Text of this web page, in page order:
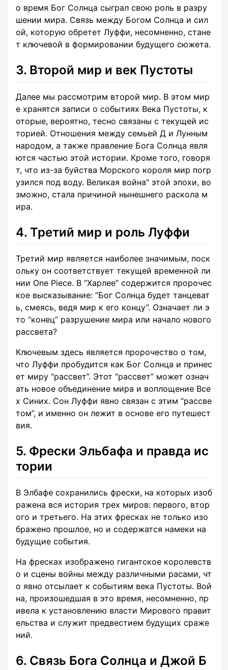
о время Бог Солнца сыграл свою роль в разру
шении мира. Связь между Богом Солнца и сил
ой, которую обретет Луффи, несомненно, стане
т ключевой в формировании будущего сюжета.
3. Второй мир и век Пустоты
Далее мы рассмотрим второй мир. В этом мир
е хранятся записи о событиях Века Пустоты, к
оторые, вероятно, тесно связаны с текущей ис
торией. Отношения между семьей Д и Лунным
народом, а также правление Бога Солнца явля
ются частью этой истории. Кроме того, говоря
т, что из-за буйства Морского короля мир погр
узился под воду. Великая война" этой эпохи, во
зможно, стала причиной нынешнего раскола м
ира.
4. Третий мир и роль Луффи
Третий мир является наиболее значимым, поск
ольку он соответствует текущей временной ли
нии One Piece. В “Харлее” содержится пророчес
кое высказывание: “Бог Солнца будет танцеват
ь, смеясь, ведя мир к его концу”. Означает ли э
то “конец” разрушение мира или начало нового
рассвета?
Ключевым здесь является пророчество о том,
что Луффи пробудится как Бог Солнца и принес
ет миру “рассвет”. Этот “рассвет” может означ
ать новое объединение мира и воплощение Все
х Синих. Сон Луффи явно связан с этим “рассве
том”, и именно он лежит в основе его путешест
вия.
5. Фрески Эльбафа и правда ис
тории
В Элбафе сохранились фрески, на которых изоб
ражена вся история трех миров: первого, втор
ого и третьего. На этих фресках не только изо
бражено прошлое, но и содержатся намеки на
будущие события.
На фресках изображено гигантское королевств
о и сцены войны между различными расами, чт
о явно отсылает к событиям века Пустоты. Вой
на, произошедшая в это время, несомненно, пр
ивела к установлению власти Мирового правит
ельства и служит предвестием будущих сраже
ний.
6. Связь Бога Солнца и Джой Б